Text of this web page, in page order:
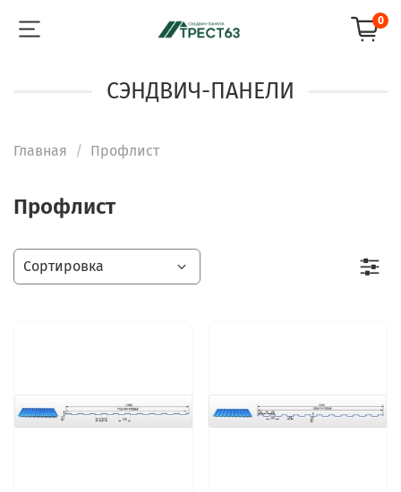
0
СЭНДВИЧ-ПАНЕЛИ
Главная Профлист
Профлист